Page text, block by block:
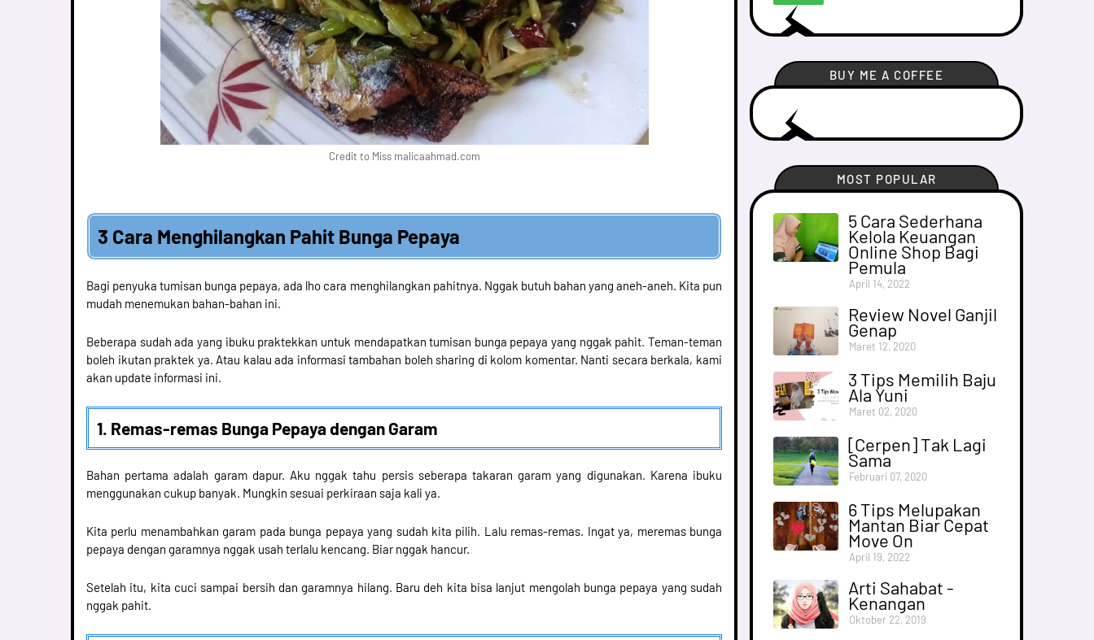
Credit to Miss malicaahmad.com
3 Cara Menghilangkan Pahit Bunga Pepaya
Bagi penyuka tumisan bunga pepaya, ada lho cara menghilangkan pahitnya. Nggak butuh bahan yang aneh-aneh. Kita pun
mudah menemukan bahan-bahan ini.
Beberapa sudah ada yang ibuku praktekkan untuk mendapatkan tumisan bunga pepaya yang nggak pahit. Teman-teman
boleh ikutan praktek ya. Atau kalau ada informasi tambahan boleh sharing di kolom komentar. Nanti secara berkala, kami
akan update informasi ini.
1. Remas-remas Bunga Pepaya dengan Garam
Bahan pertama adalah garam dapur. Aku nggak tahu persis seberapa takaran garam yang digunakan. Karena ibuku
menggunakan cukup banyak. Mungkin sesuai perkiraan saja kali ya.
Kita perlu menambahkan garam pada bunga pepaya yang sudah kita pilih. Lalu remas-remas. Ingat ya, meremas bunga
pepaya dengan garamnya nggak usah terlalu kencang. Biar nggak hancur.
Setelah itu, kita cuci sampai bersih dan garamnya hilang. Baru deh kita bisa lanjut mengolah bunga pepaya yang sudah
nggak pahit.
BUY ME A COFFEE
MOST POPULAR
5 Cara Sederhana
Kelola Keuangan
Online Shop Bagi
Pemula
April 14, 2022
Review Novel Ganjil
Genap
Maret 12, 2020
3 Tips Memilih Baju
Ala Yuni
Maret 02, 2020
[Cerpen] Tak Lagi
Sama
Februari 07, 2020
6 Tips Melupakan
Mantan Biar Cepat
Move On
April 19, 2022
Arti Sahabat -
Kenangan
Oktober 22, 2019